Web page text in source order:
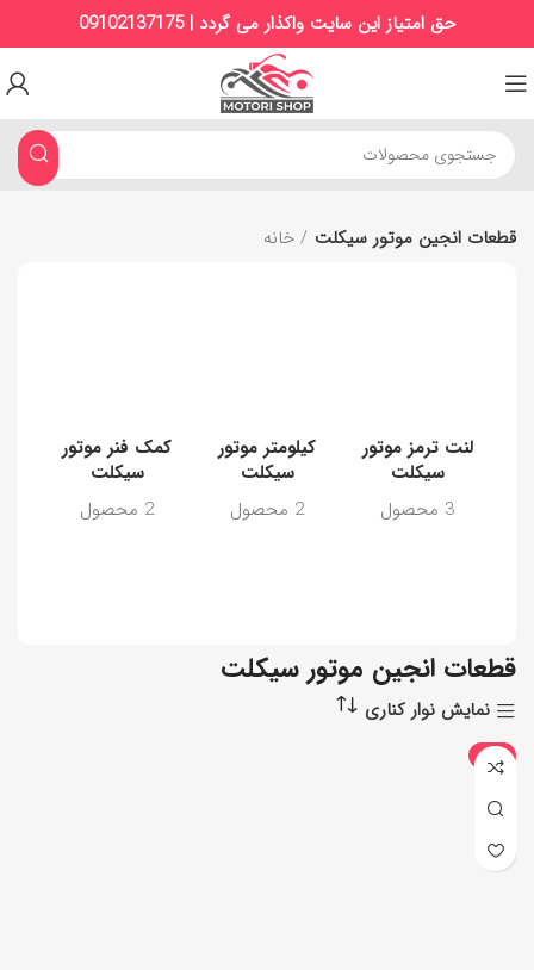
حق امتیاز این سایت واکذار می گردد | 09102137175
خانه قطعات انجین موتور سیکلت
لنت ترمز موتور
سیکلت
3 محصول
کیلومتر موتور
سیکلت
2 محصول
کمک فنر موتور
سیکلت
2 محصول
قطعات انجین موتور سیکلت
نمایش نوار کناری
-6%